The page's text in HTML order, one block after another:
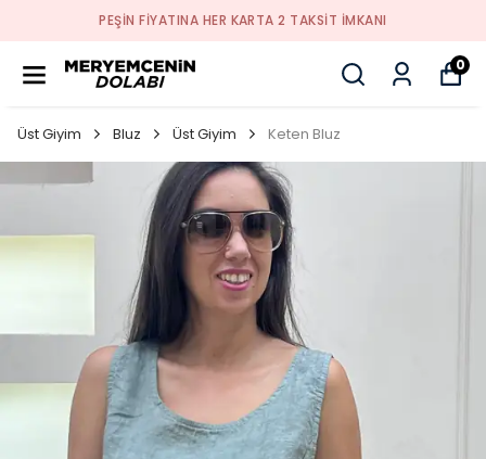
PEŞİN FİYATINA HER KARTA 2 TAKSİT İMKANI
0
Üst Giyim Bluz Üst Giyim Keten Bluz